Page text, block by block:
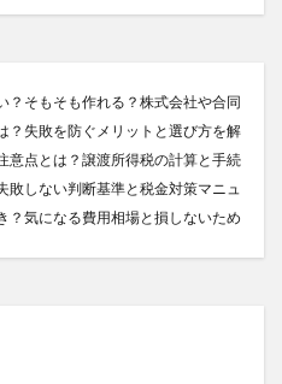
？そもそも作れる？株式会社や合同
？失敗を防ぐメリットと選び方を解
意点とは？譲渡所得税の計算と手続
敗しない判断基準と税金対策マニュ
？気になる費用相場と損しないため